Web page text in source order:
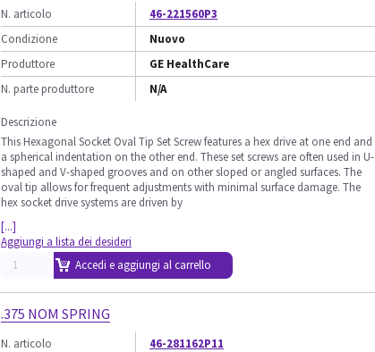
N. articolo
46-221560P3
Condizione
Nuovo
Produttore
GE HealthCare
N. parte produttore
N/A
Descrizione
This Hexagonal Socket Oval Tip Set Screw features a hex drive at one end and
a spherical indentation on the other end. These set screws are often used in U-
shaped and V-shaped grooves and on other sloped or angled surfaces. The
oval tip allows for frequent adjustments with minimal surface damage. The
hex socket drive systems are driven by
[...]
Aggiungi a lista dei desideri
Accedi e aggiungi al carrello
.375 NOM SPRING
N. articolo
46-281162P11